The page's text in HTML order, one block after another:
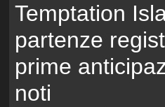
Temptation
partenze
prime
noti